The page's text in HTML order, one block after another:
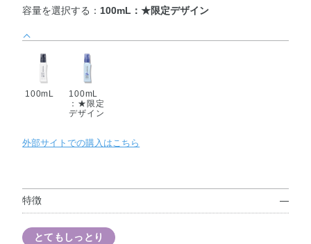
容量を選択する： 100mL：★限定デザイン
100mL
100mL
：★限定
デザイン
外部サイトでの購入はこちら
特徴
とてもしっとり